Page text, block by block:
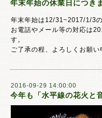
年末年始の休業日につき
年末年始は12/31~2017/1/3
お電話やメール等の対応は
す。
ご了承の程、よろしくお願い
2016-09-29 14:00:00
今年も「水平線の花火と